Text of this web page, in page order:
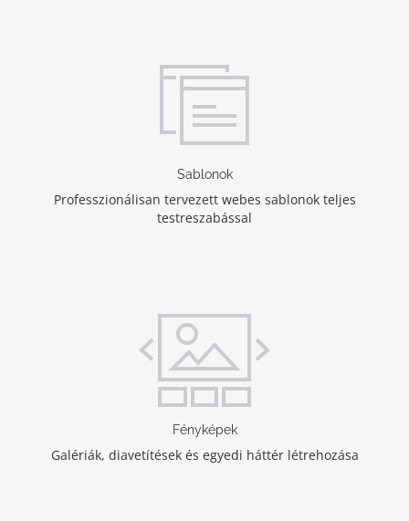
Sablonok
Professzionálisan tervezett webes sablonok teljes
testreszabással
Fényképek
Galériák, diavetítések és egyedi háttér létrehozása